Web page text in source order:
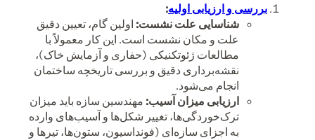
بررسی و ارزیابی اولیه:
شناسایی علت نشست: اولین گام، تعیین دقیق
علت و مکان نشست است. این کار معمولاً با
مطالعات ژئوتکنیکی (حفاری و آزمایش خاک)،
نقشه‌برداری دقیق و بررسی تاریخچه ساختمان
انجام می‌شود.
ارزیابی میزان آسیب: مهندسین سازه باید میزان
ترک‌خوردگی‌ها، تغییر شکل‌ها و آسیب‌های وارده
به اجزای سازه‌ای (فونداسیون، ستون‌ها، تیرها و